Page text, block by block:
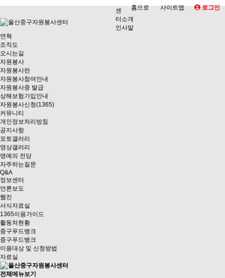
홈으로 사이트맵 로그인
센
터소개
인사말
연혁
조직도
오시는길
자원봉사
자원봉사란
자원봉사참여안내
자원봉사증 발급
상해보험가입안내
자원봉사신청(1365)
커뮤니티
개인정보처리방침
공지사항
포토갤러리
영상갤러리
명예의 전당
자주하는질문
Q&A
정보센터
언론보도
웹진
서식자료실
1365이용가이드
활동처현황
중구푸드뱅크
중구푸드뱅크
이용대상 및 신청방법
자료실
전체메뉴보기